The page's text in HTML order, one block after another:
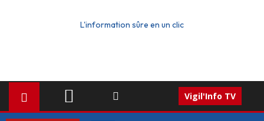
L'information sûre en un clic
Vigil'Info TV